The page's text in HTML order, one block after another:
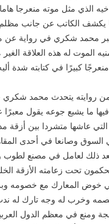
الذي مثل موته منعرجا
الكاتب عن جانب مظلم من
محمد شكري في رواية عن
الموت له هذه العلاقة
كبيرًا في كتابته شدة
روايته يتحدث محمد شكري
فيها ما يشبع جوعه يقول
التي عاشها متشردا بين
السوق وصانعا في أحدى
ذلك لعامل في مصنع
يحكمون تحت زعامته
خوض المعارك مع خصومه
وخرب له وجه تارك له
ومنع في معظم الدول